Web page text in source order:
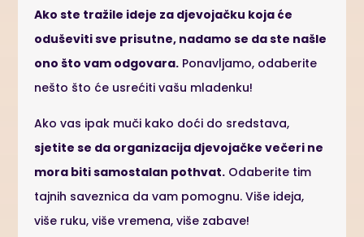
Ako ste tražile ideje za djevojačku koja će
oduševiti sve prisutne, nadamo se da ste našle
ono što vam odgovara. Ponavljamo, odaberite
nešto što će usrećiti vašu mladenku!
Ako vas ipak muči kako doći do sredstava,
sjetite se da organizacija djevojačke večeri ne
mora biti samostalan pothvat. Odaberite tim
tajnih saveznica da vam pomognu. Više ideja,
više ruku, više vremena, više zabave!